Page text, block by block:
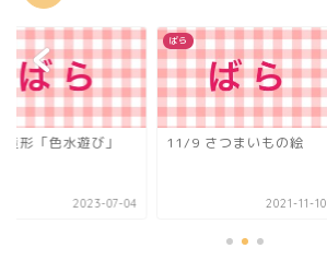
形「色水遊び」
2023-07-04
ばら
11/9 さつまいもの絵
2021-11-10